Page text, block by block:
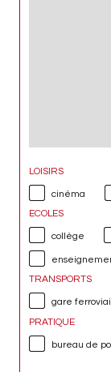
LOISIRS
cinéma
ECOLES
collège
TRANSPORTS
gare
PRATIQUE
bureau de